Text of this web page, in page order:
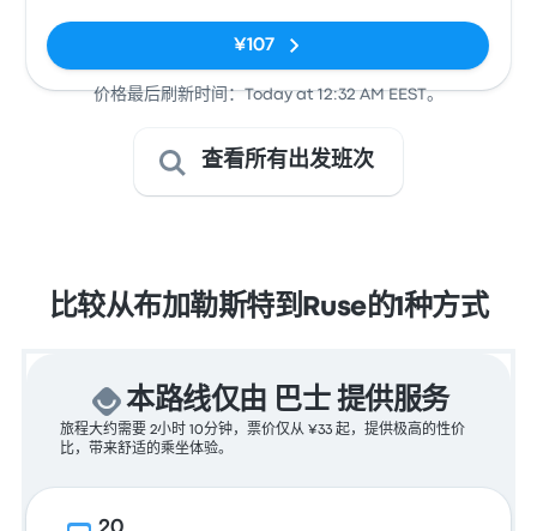
¥107
价格最后刷新时间：Today at 12:32 AM EEST。
查看所有出发班次
比较从布加勒斯特到Ruse的1种方式
本路线仅由 巴士 提供服务
旅程大约需要 2小时 10分钟，票价仅从 ¥33 起，提供极高的性价
比，带来舒适的乘坐体验。